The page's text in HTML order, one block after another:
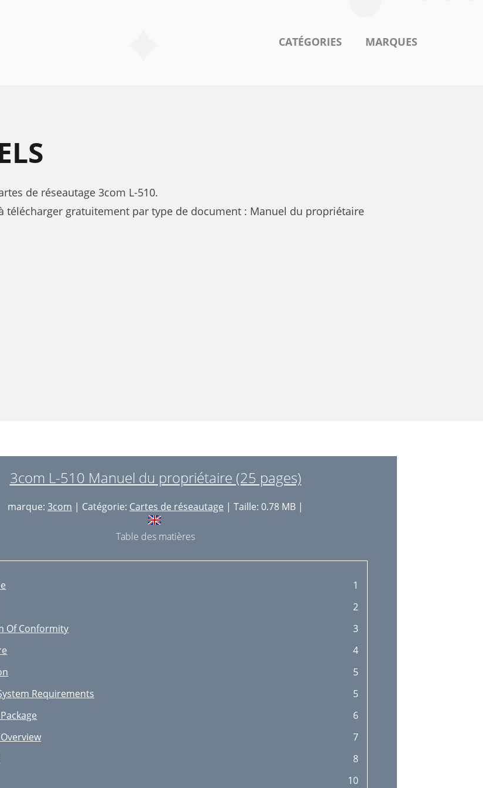
CATÉGORIES MARQUES
de réseautage 3com L-510.
télécharger gratuitement par type de document : Manuel du propriétaire
3com L-510 Manuel du propriétaire (25 pages)
marque: 3com | Catégorie: Cartes de réseautage | Taille: 0.78 MB |
Table des matières
1
2
Of Conformity
3
4
5
Requirements
5
6
7
8
10